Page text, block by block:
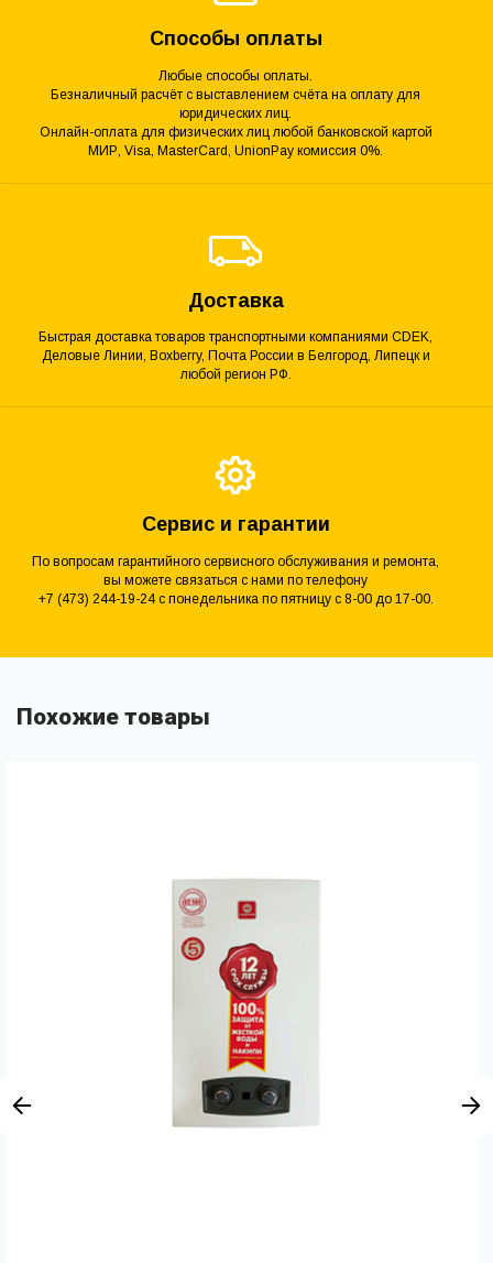
Способы оплаты
Любые способы оплаты.
Безналичный расчёт с выставлением счёта на оплату для
юридических лиц.
Онлайн-оплата для физических лиц любой банковской картой
МИР, Visa, MasterCard, UnionPay комиссия 0%.
Доставка
Быстрая доставка товаров транспортными компаниями CDEK,
Деловые Линии, Boxberry, Почта России в Белгород, Липецк и
любой регион РФ.
Сервис и гарантии
По вопросам гарантийного сервисного обслуживания и ремонта,
вы можете связаться с нами по телефону
+7 (473) 244-19-24 с понедельника по пятницу с 8-00 до 17-00.
Похожие товары